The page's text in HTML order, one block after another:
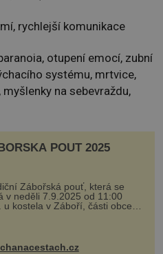
rychlejší komunikace
otupení emocí, zubní
systému, mrtvice,
na sebevraždu,
POUŤ 2025
Zábořská pouť, která se
v neděli 7.9.2025 od 11:00
u kostela v Záboří, části obce
Mělníka. V programu naleznete
prohlídku kostela,